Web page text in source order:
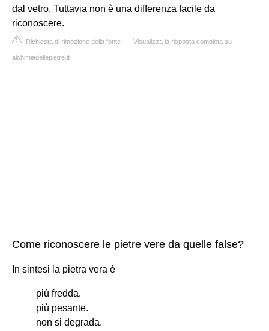
dal vetro. Tuttavia non è una differenza facile da
riconoscere.
Richiesta di rimozione della fonte | Visualizza la risposta completa su
alchimiadellepietre.it
Come riconoscere le pietre vere da quelle false?
In sintesi la pietra vera è
più fredda.
più pesante.
non si degrada.